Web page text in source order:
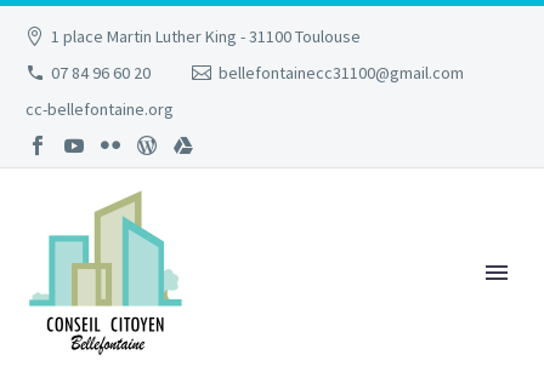
1 place Martin Luther King - 31100 Toulouse
07 84 96 60 20
bellefontainecc31100@gmail.com
cc-bellefontaine.org